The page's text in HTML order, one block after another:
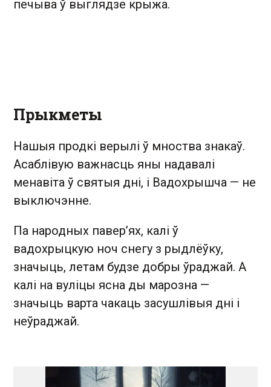
печыва ў выглядзе крыжа.
Прыкметы
Нашыя продкі верылі ў мноства знакаў.
Асаблівую важнасць яны надавалі
менавіта ў святыя дні, і Вадохрышча — не
выключэнне.
Па народных павер’ях, калі ў
вадохрыцкую ноч снегу з рыдлёўку,
значыць, летам будзе добры ўраджай. А
калі на вуліцы ясна ды марозна —
значыць варта чакаць засушлівыя дні і
неўраджай.